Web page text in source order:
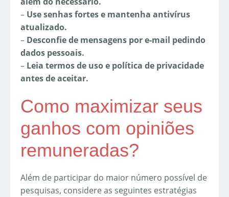
– Use senhas fortes e mantenha antivírus
atualizado.
– Desconfie de mensagens por e-mail pedindo
dados pessoais.
– Leia termos de uso e política de privacidade
antes de aceitar.
Como maximizar seus
ganhos com opiniões
remuneradas?
Além de participar do maior número possível de
pesquisas, considere as seguintes estratégias